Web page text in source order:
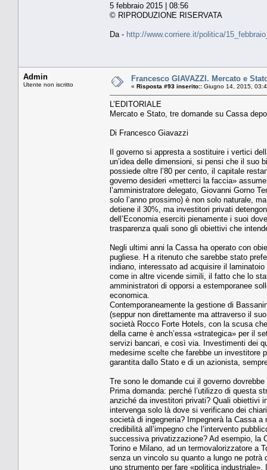
5 febbraio 2015 | 08:56
© RIPRODUZIONE RISERVATA
Da - http://www.corriere.it/politica/
Admin
Utente non iscritto
Francesco GIAVAZZI. Mercato e
« Risposta #93 inserito:: Giugno 14, 2015,
L’EDITORIALE
Mercato e Stato, tre domande su Cassa
Di Francesco Giavazzi
Il governo si appresta a sostituire i vertici
un’idea delle dimensioni, si pensi che il suo
possiede oltre l’80 per cento, il capitale
governo desideri «metterci la faccia»
l’amministratore delegato, Giovanni Gorno
solo l’anno prossimo) è non solo naturale,
detiene il 30%, ma investitori privati
dell’Economia eserciti pienamente i suoi
trasparenza quali sono gli obiettivi che
Negli ultimi anni la Cassa ha operato con
pugliese. H a ritenuto che sarebbe stato
indiano, interessato ad acquisire il
come in altre vicende simili, il fatto che lo
amministratori di opporsi a estemporanee
economica.
Contemporaneamente la gestione di
(seppur non direttamente ma attraverso il
società Rocco Forte Hotels, con la scusa
della carne è anch’essa «strategica» per il
servizi bancari, e così via. Investimenti dei
medesime scelte che farebbe un investitore
garantita dallo Stato e di un azionista,
Tre sono le domande cui il governo
Prima domanda: perché l’utilizzo di questa
anziché da investitori privati? Quali obiettivi
intervenga solo là dove si verificano dei
società di ingegneria? Impegnerà la Cassa
credibilità all’impegno che l’intervento
successiva privatizzazione? Ad esempio, la
Torino e Milano, ad un termovalorizzatore a
senza un vincolo su quanto a lungo ne
uno strumento per fare «politica